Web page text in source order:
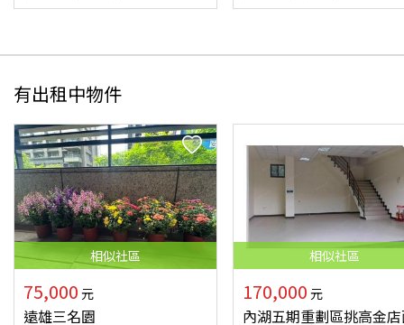
有出租中物件
相似社區
75,000 元
遠雄三名園
相似社區
170,000 元
內湖五期重劃區挑高金